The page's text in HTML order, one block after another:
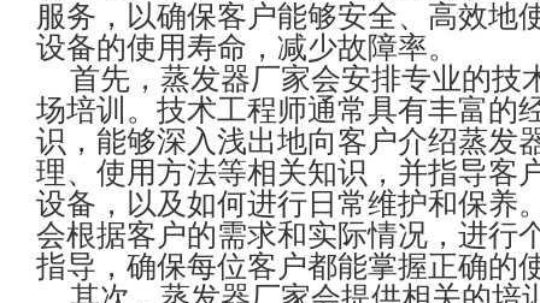
服务，以确保客户能够安全、高效地
设备的使用寿命，减少故障率。
首先，蒸发器厂家会安排专业的技
场培训。技术工程师通常具有丰富的
识，能够深入浅出地向客户介绍蒸发
理、使用方法等相关知识，并指导客
设备，以及如何进行日常维护和保养
会根据客户的需求和实际情况，进行
指导，确保每位客户都能掌握正确的